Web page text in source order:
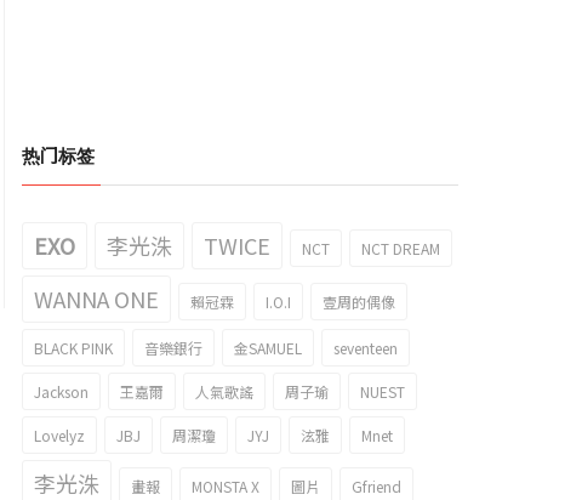
热门标签
EXO 李光洙 TWICE NCT NCT DREAM
WANNA ONE 賴冠霖 I.O.I 壹周的偶像
BLACK PINK 音樂銀行 金SAMUEL seventeen
Jackson 王嘉爾 人氣歌謠 周子瑜 NUEST
Lovelyz JBJ 周潔瓊 JYJ 泫雅 Mnet
李光洙 畫報 MONSTA X 圖片 Gfriend